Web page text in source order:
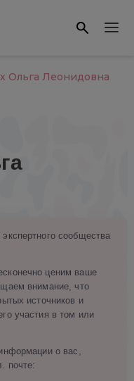
Ольга Леонидовна
сообщества
ценим ваше
внимание, что
источников и
участия в том или
о вас,
почте: